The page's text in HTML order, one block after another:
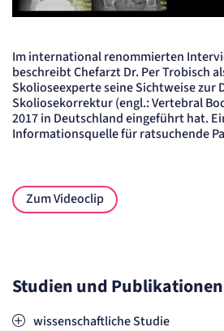
Im international renommierten
beschreibt Chefarzt Dr. Per Trobisch
Skolioseexperte seine Sichtweise zur
Skoliosekorrektur (engl.: Vertebral
2017 in Deutschland eingeführt hat.
Informationsquelle für ratsuchende
Zum Videoclip
Studien und Publikationen
wissenschaftliche Studie
Erkennung, ob bei dem Besucher die Scrolltiefe gemessen
STELLENANGEBOTE
SmartRecruiters
Zweck:
Speichert die ausgewählten Filter-Eigenschaften des